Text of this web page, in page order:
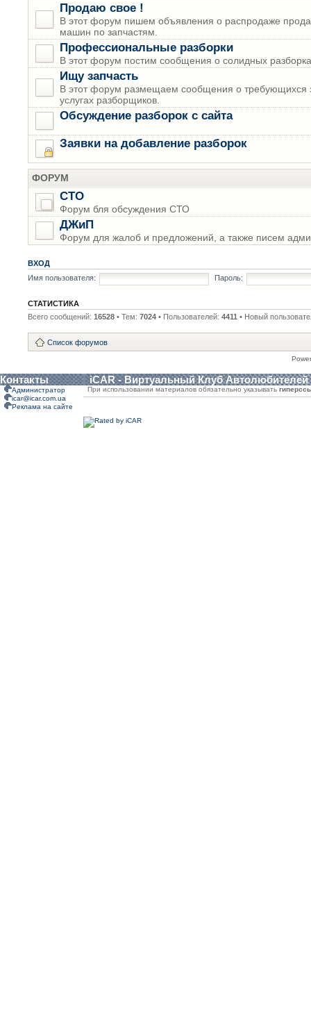
Продаю свое !
В этот форум пишем объявления о распродаже
машин по запчастям.
Профессиональные разборки
В этот форум постим сообщения о солидных
Ищу запчасть
В этот форум размещаем сообщения о требующихся
услугах разборщиков.
Обсуждение разборок с сайта
Заявки на добавление разборок
ФОРУМ
СТО
Форум бля обсуждения СТО
ДЖиП
Форум для жалоб и предложений, а также писем
ВХОД
Имя пользователя:
Пароль:
СТАТИСТИКА
Всего сообщений: 16528 • Тем: 7024 • Пользователей: 4411 • Новый
Список форумов
Контакты iCAR - Виртуальный Клуб Автолюбителей
Администратор
icar@icar.com.ua
Реклама на сайте
При использовании материалов обязательно указывать